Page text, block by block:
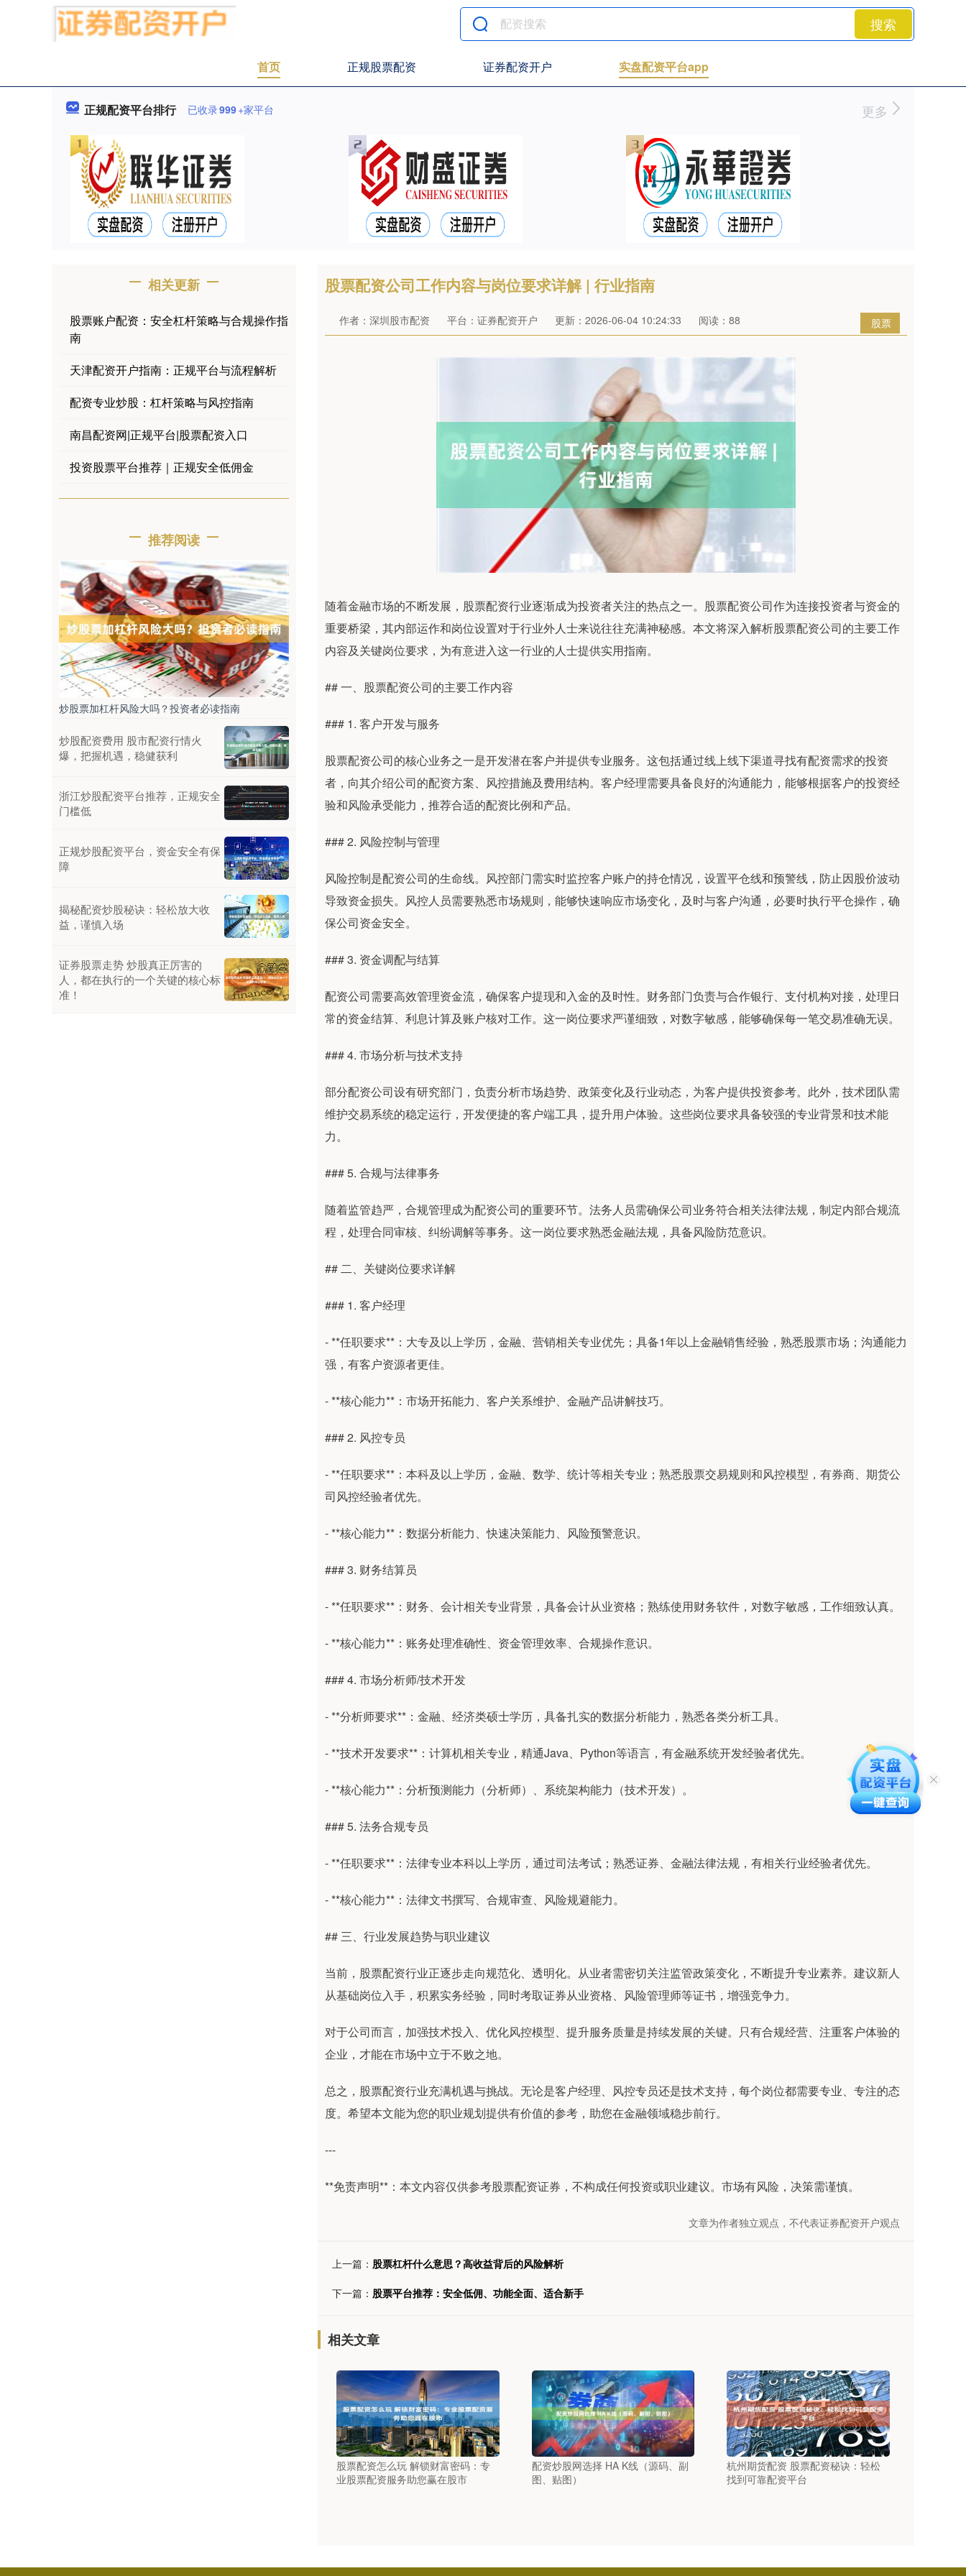
搜索
首页 正规股票配资 证券配资开户 实盘配资平台app
正规配资平台排行 已收录999+家平台 更多
股票配资公司工作内容与岗位要求详解 | 行业指南
股票
作者：深圳股市配资 平台：证券配资开户 更新：2026-06-04 10:24:33 阅读：88
随着金融市场的不断发展，股票配资行业逐渐成为投资者关注的热点之一。股票配资公司作为连接投资者与资金的
重要桥梁，其内部运作和岗位设置对于行业外人士来说往往充满神秘感。本文将深入解析股票配资公司的主要工作
内容及关键岗位要求，为有意进入这一行业的人士提供实用指南。
## 一、股票配资公司的主要工作内容
### 1. 客户开发与服务
股票配资公司的核心业务之一是开发潜在客户并提供专业服务。这包括通过线上线下渠道寻找有配资需求的投资
者，向其介绍公司的配资方案、风控措施及费用结构。客户经理需要具备良好的沟通能力，能够根据客户的投资经
验和风险承受能力，推荐合适的配资比例和产品。
### 2. 风险控制与管理
风险控制是配资公司的生命线。风控部门需实时监控客户账户的持仓情况，设置平仓线和预警线，防止因股价波动
导致资金损失。风控人员需要熟悉市场规则，能够快速响应市场变化，及时与客户沟通，必要时执行平仓操作，确
保公司资金安全。
### 3. 资金调配与结算
配资公司需要高效管理资金流，确保客户提现和入金的及时性。财务部门负责与合作银行、支付机构对接，处理日
常的资金结算、利息计算及账户核对工作。这一岗位要求严谨细致，对数字敏感，能够确保每一笔交易准确无误。
### 4. 市场分析与技术支持
部分配资公司设有研究部门，负责分析市场趋势、政策变化及行业动态，为客户提供投资参考。此外，技术团队需
维护交易系统的稳定运行，开发便捷的客户端工具，提升用户体验。这些岗位要求具备较强的专业背景和技术能
力。
### 5. 合规与法律事务
随着监管趋严，合规管理成为配资公司的重要环节。法务人员需确保公司业务符合相关法律法规，制定内部合规流
程，处理合同审核、纠纷调解等事务。这一岗位要求熟悉金融法规，具备风险防范意识。
## 二、关键岗位要求详解
### 1. 客户经理
- **任职要求**：大专及以上学历，金融、营销相关专业优先；具备1年以上金融销售经验，熟悉股票市场；沟通能力
强，有客户资源者更佳。
- **核心能力**：市场开拓能力、客户关系维护、金融产品讲解技巧。
### 2. 风控专员
- **任职要求**：本科及以上学历，金融、数学、统计等相关专业；熟悉股票交易规则和风控模型，有券商、期货公
司风控经验者优先。
- **核心能力**：数据分析能力、快速决策能力、风险预警意识。
### 3. 财务结算员
- **任职要求**：财务、会计相关专业背景，具备会计从业资格；熟练使用财务软件，对数字敏感，工作细致认真。
- **核心能力**：账务处理准确性、资金管理效率、合规操作意识。
### 4. 市场分析师/技术开发
- **分析师要求**：金融、经济类硕士学历，具备扎实的数据分析能力，熟悉各类分析工具。
- **技术开发要求**：计算机相关专业，精通Java、Python等语言，有金融系统开发经验者优先。
- **核心能力**：分析预测能力（分析师）、系统架构能力（技术开发）。
### 5. 法务合规专员
- **任职要求**：法律专业本科以上学历，通过司法考试；熟悉证券、金融法律法规，有相关行业经验者优先。
- **核心能力**：法律文书撰写、合规审查、风险规避能力。
## 三、行业发展趋势与职业建议
当前，股票配资行业正逐步走向规范化、透明化。从业者需密切关注监管政策变化，不断提升专业素养。建议新人
从基础岗位入手，积累实务经验，同时考取证券从业资格、风险管理师等证书，增强竞争力。
对于公司而言，加强技术投入、优化风控模型、提升服务质量是持续发展的关键。只有合规经营、注重客户体验的
企业，才能在市场中立于不败之地。
总之，股票配资行业充满机遇与挑战。无论是客户经理、风控专员还是技术支持，每个岗位都需要专业、专注的态
度。希望本文能为您的职业规划提供有价值的参考，助您在金融领域稳步前行。
---
**免责声明**：本文内容仅供参考股票配资证券，不构成任何投资或职业建议。市场有风险，决策需谨慎。
文章为作者独立观点，不代表证券配资开户观点
上一篇： 股票杠杆什么意思？高收益背后的风险解析
下一篇： 股票平台推荐：安全低佣、功能全面、适合新手
相关文章
股票配资怎么玩 解锁财富密码：专
业股票配资服务助您赢在股市
配资炒股网选择 HA K线（源码、副
图、贴图）
杭州期货配资 股票配资秘诀：轻松
找到可靠配资平台
相关更新
股票账户配资：安全杠杆策略与合规操作指
南
天津配资开户指南：正规平台与流程解析
配资专业炒股：杠杆策略与风控指南
南昌配资网|正规平台|股票配资入口
投资股票平台推荐｜正规安全低佣金
推荐阅读
炒股票加杠杆风险大吗？投资者必读指南
炒股配资费用 股市配资行情火
爆，把握机遇，稳健获利
浙江炒股配资平台推荐，正规安全
门槛低
正规炒股配资平台，资金安全有保
障
揭秘配资炒股秘诀：轻松放大收
益，谨慎入场
证券股票走势 炒股真正厉害的
人，都在执行的一个关键的核心标
准！